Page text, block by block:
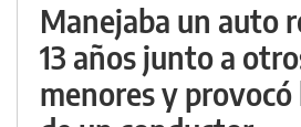
Manejaba un auto
13 años junto a
menores y